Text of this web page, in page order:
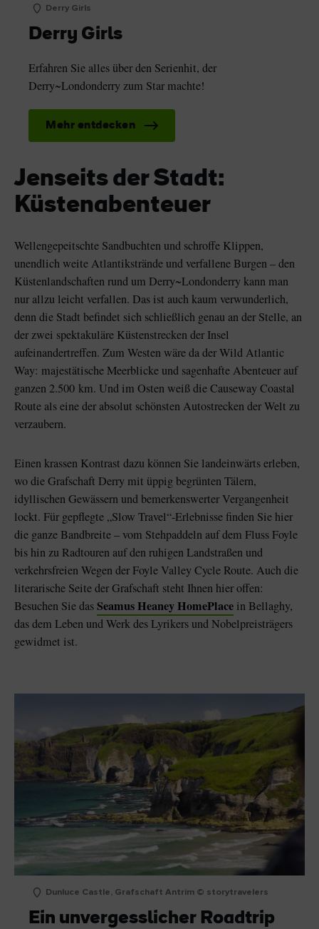
Derry Girls
Derry Girls
Erfahren Sie alles über den Serienhit, der
Derry~Londonderry zum Star machte!
Mehr entdecken
Jenseits der Stadt:
Küstenabenteuer
Wellengepeitschte Sandbuchten und schroffe Klippen,
unendlich weite Atlantikstrände und verfallene Burgen – den
Küstenlandschaften rund um Derry~Londonderry kann man
nur allzu leicht verfallen. Das ist auch kaum verwunderlich,
denn die Stadt befindet sich schließlich genau an der Stelle, an
der zwei spektakuläre Küstenstrecken der Insel
aufeinandertreffen. Zum Westen wäre da der Wild Atlantic
Way: majestätische Meerblicke und sagenhafte Abenteuer auf
ganzen 2.500 km. Und im Osten weiß die Causeway Coastal
Route als eine der absolut schönsten Autostrecken der Welt zu
verzaubern.
Einen krassen Kontrast dazu können Sie landeinwärts erleben,
wo die Grafschaft Derry mit üppig begrünten Tälern,
idyllischen Gewässern und bemerkenswerter Vergangenheit
lockt. Für gepflegte „Slow Travel“-Erlebnisse finden Sie hier
die ganze Bandbreite – vom Stehpaddeln auf dem Fluss Foyle
bis hin zu Radtouren auf den ruhigen Landstraßen und
verkehrsfreien Wegen der Foyle Valley Cycle Route. Auch die
literarische Seite der Grafschaft steht Ihnen hier offen:
Besuchen Sie dasSeamus Heaney HomePlace in Bellaghy,
das dem Leben und Werk des Lyrikers und Nobelpreisträgers
gewidmet ist.
Dunluce Castle, Grafschaft Antrim © storytravelers
Ein unvergesslicher Roadtrip